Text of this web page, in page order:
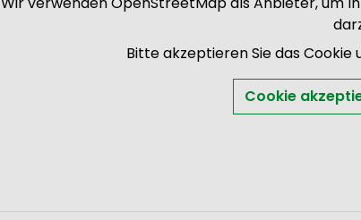
Bitte akzeptieren Sie das Cookie
Cookie